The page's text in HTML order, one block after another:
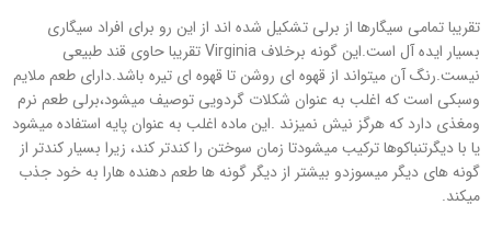
تقریبا تمامی سیگارها از برلی تشکیل شده اند از این رو برای افراد سیگاری
بسیار ایده آل است.این گونه برخلاف Virginia تقریبا حاوی قند طبیعی
نیست.رنگ آن میتواند از قهوه ای روشن تا قهوه ای تیره باشد.دارای طعم ملایم
وسبکی است که اغلب به عنوان شکلات گردویی توصیف میشود،برلی طعم نرم
ومغذی دارد که هرگز نیش نمیزند .این ماده اغلب به عنوان پایه استفاده میشود
یا با دیگرتنباکوها ترکیب میشودتا زمان سوختن را کندتر کند، زیرا بسیار کندتر از
گونه های دیگر میسوزدو بیشتر از دیگر گونه ها طعم دهنده هارا به خود جذب
میکند.